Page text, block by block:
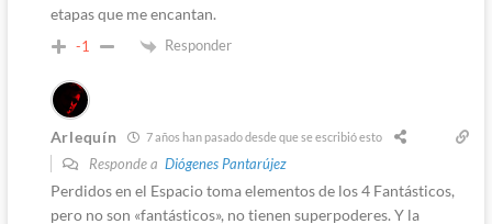
etapas que me encantan.
-1 Responder
Arlequín 7 años han pasado desde que se escribió esto
Responde a Diógenes Pantarújez
Perdidos en el Espacio toma elementos de los 4 Fantásticos,
pero no son «fantásticos», no tienen superpoderes. Y la